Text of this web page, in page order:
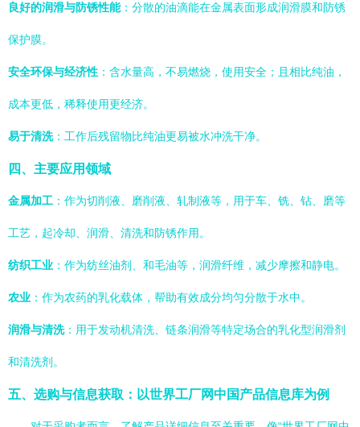
良好的润滑与防锈性能：分散的油滴能在金属表面形成润滑膜和防锈
保护膜。
安全环保与经济性 ：含水量高，不易燃烧，使用安全；且相比纯油，
成本更低，稀释使用更经济。
易于清洗：工作后残留物比纯油更易被水冲洗干净。
四、主要应用领域
金属加工 ：作为切削液、磨削液、轧制液等，用于车、铣、钻、磨等
工艺，起冷却、润滑、清洗和防锈作用。
纺织工业 ：作为纺丝油剂、和毛油等，润滑纤维，减少摩擦和静电。
农业 ：作为农药的乳化载体，帮助有效成分均匀分散于水中。
润滑与清洗：用于发动机清洗、链条润滑等特定场合的乳化型润滑剂
和清洗剂。
五、选购与信息获取：以世界工厂网中国产品信息库为例